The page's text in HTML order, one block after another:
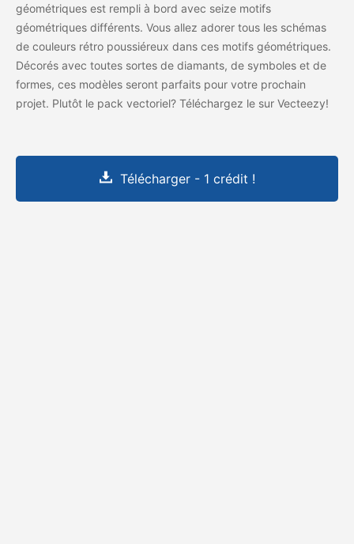
géométriques est rempli à bord avec seize motifs
géométriques différents. Vous allez adorer tous les schémas
de couleurs rétro poussiéreux dans ces motifs géométriques.
Décorés avec toutes sortes de diamants, de symboles et de
formes, ces modèles seront parfaits pour votre prochain
projet. Plutôt le pack vectoriel? Téléchargez le sur Vecteezy!
Télécharger - 1 crédit !